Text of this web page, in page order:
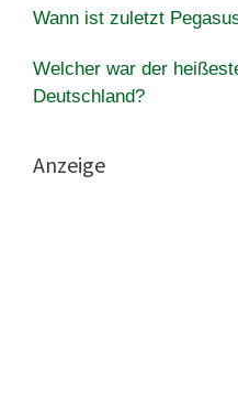
Wann ist zuletzt
Welcher war der
Deutschland?
Anzeige